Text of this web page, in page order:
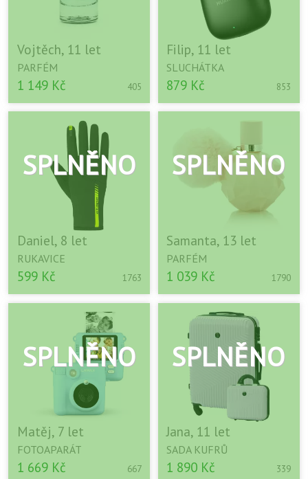
Vojtěch, 11 let
PARFÉM
1 149 Kč 405
Filip, 11 let
SLUCHÁTKA
879 Kč 853
Daniel, 8 let
RUKAVICE
599 Kč 1763
Samanta, 13 let
PARFÉM
1 039 Kč 1790
Matěj, 7 let
FOTOAPARÁT
1 669 Kč 667
Jana, 11 let
SADA KUFRŮ
1 890 Kč 339